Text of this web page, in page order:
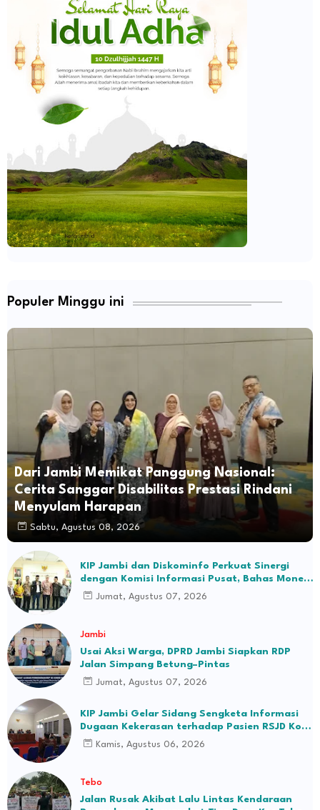
Populer Minggu ini
Dari Jambi Memikat Panggung Nasional:
Cerita Sanggar Disabilitas Prestasi Rindani
Menyulam Harapan
Sabtu, Agustus 08, 2026
KIP Jambi dan Diskominfo Perkuat Sinergi
dengan Komisi Informasi Pusat, Bahas Monev
hingga Seleksi Komisioner
Jumat, Agustus 07, 2026
Jambi
Usai Aksi Warga, DPRD Jambi Siapkan RDP
Jalan Simpang Betung–Pintas
Jumat, Agustus 07, 2026
KIP Jambi Gelar Sidang Sengketa Informasi
Dugaan Kekerasan terhadap Pasien RSJD Kol.
H.M.Syukur Jambi
Kamis, Agustus 06, 2026
Tebo
Jalan Rusak Akibat Lalu Lintas Kendaraan